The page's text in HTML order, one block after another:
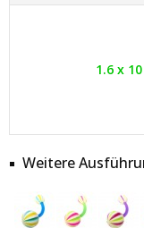
1.6 x
Weitere